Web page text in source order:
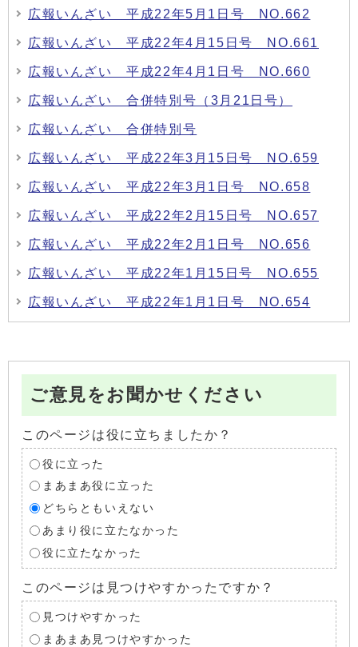
広報いんざい 平成22年5月1日号 NO.662
広報いんざい 平成22年4月15日号 NO.661
広報いんざい 平成22年4月1日号 NO.660
広報いんざい 合併特別号（3月21日号）
広報いんざい 合併特別号
広報いんざい 平成22年3月15日号 NO.659
広報いんざい 平成22年3月1日号 NO.658
広報いんざい 平成22年2月15日号 NO.657
広報いんざい 平成22年2月1日号 NO.656
広報いんざい 平成22年1月15日号 NO.655
広報いんざい 平成22年1月1日号 NO.654
ご意見をお聞かせください
このページは役に立ちましたか？
役に立った
まあまあ役に立った
どちらともいえない
あまり役に立たなかった
役に立たなかった
このページは見つけやすかったですか？
見つけやすかった
まあまあ見つけやすかった